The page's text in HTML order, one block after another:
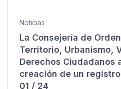
Noticias
La Consejería de
Territorio, Urbanismo,
Derechos Ciudadanos
creación de un
01 / 24